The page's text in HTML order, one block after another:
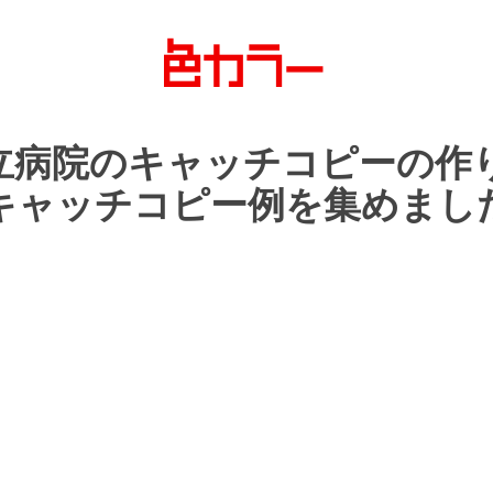
病院のキャッチコピーの作
ャッチコピー例を集めまし